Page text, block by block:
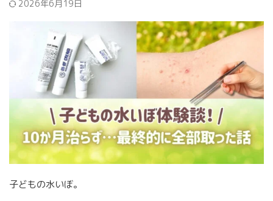
2026年6月19日
子どもの水いぼ。